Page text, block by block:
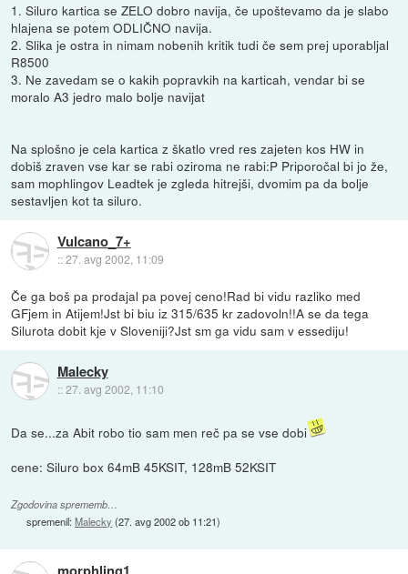
1. Siluro kartica se ZELO dobro navija, če upoštevamo da je slabo
hlajena se potem ODLIČNO navija.
2. Slika je ostra in nimam nobenih kritik tudi če sem prej uporabljal
R8500
3. Ne zavedam se o kakih popravkih na karticah, vendar bi se
moralo A3 jedro malo bolje navijat
Na splošno je cela kartica z škatlo vred res zajeten kos HW in
dobiš zraven vse kar se rabi oziroma ne rabi:P Priporočal bi jo že,
sam mophlingov Leadtek je zgleda hitrejši, dvomim pa da bolje
sestavljen kot ta siluro.
Vulcano_7+
::27. avg 2002, 11:09
Če ga boš pa prodajal pa povej ceno!Rad bi vidu razliko med
GFjem in Atijem!Jst bi biu iz 315/635 kr zadovoln!!A se da tega
Silurota dobit kje v Sloveniji?Jst sm ga vidu sam v essediju!
Malecky
::27. avg 2002, 11:10
Da se...za Abit robo tio sam men reč pa se vse dobi
cene: Siluro box 64mB 45KSIT, 128mB 52KSIT
Zgodovina sprememb…
spremenil:Malecky (27. avg 2002 ob 11:21)